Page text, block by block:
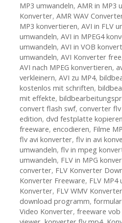
MP3 umwandeln, AMR in MP3
Konverter, AMR WAV
MP3 konvertieren, AVI in FLV
umwandeln, AVI in MPEG4
umwandeln, AVI in VOB
umwandeln, AVI Konverter free
AVI nach MPEG konvertieren,
verkleinern, AVI zu MP4,
kostenlos mit schriften,
mit effekte,
convert flash swf, converter
edition, dvd festplatte
freeware, encodieren, Filme
flv avi konverter, flv in avi
umwandeln, flv in mpeg
umwandeln, FLV in MPG
converter, FLV Konverter
Konverter Freeware, FLV MP4
Konverter, FLV WMV Konverter
download programm,
Video Konverter, freeware vob